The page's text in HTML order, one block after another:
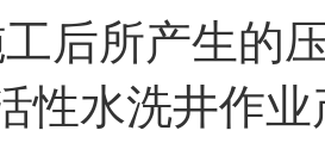
后所产生的
性水洗井作